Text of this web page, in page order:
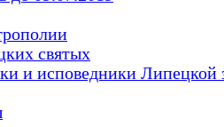
святых
и исповедники Липецкой